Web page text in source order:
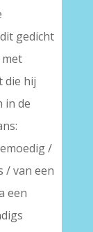
gedicht
die hij
in de
/
/ van een
een